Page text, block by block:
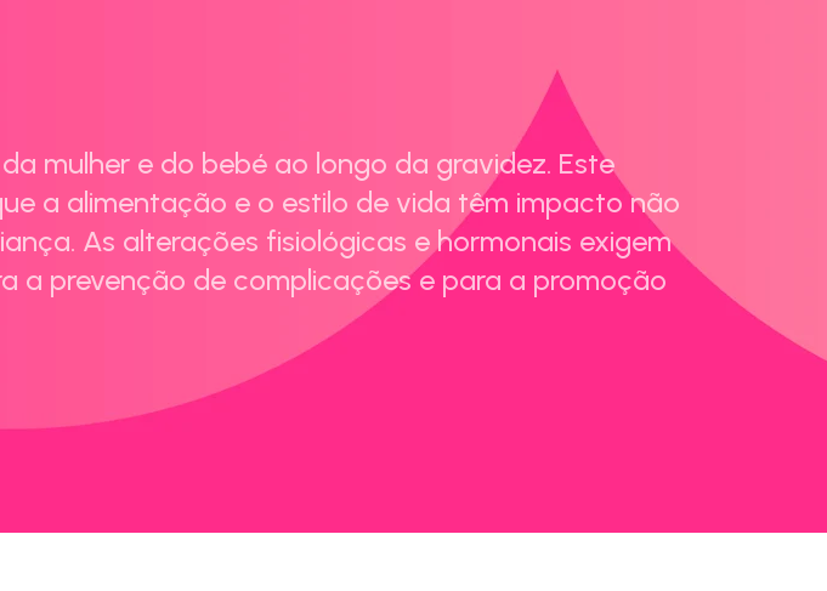
mulher e do bebé ao longo da gravidez. Este
a alimentação e o estilo de vida têm impacto não
As alterações fisiológicas e hormonais exigem
a prevenção de complicações e para a promoção